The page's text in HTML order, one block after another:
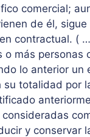
comercial;
de él,
contractual. (
más personas
lo anterior
totalidad por
y conservar